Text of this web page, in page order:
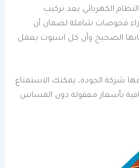
الكهربائي بعد تركيب
فحوصات شاملة لضمان أن
الصحيح وأن كل اسبوت يعمل
شركة الجودة، يمكنك الاستمتاع
بأسعار معقولة دون المساس